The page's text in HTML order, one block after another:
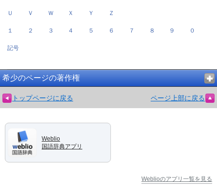
Ｕ Ｖ Ｗ Ｘ Ｙ Ｚ
１ ２ ３ ４ ５ ６ ７ ８ ９ ０
記号
希少のページの著作権
トップページに戻る ページ上部に戻る
Weblio
国語辞典アプリ
Weblioのアプリ一覧を見る